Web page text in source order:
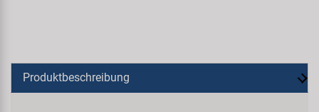
Produktbeschreibung